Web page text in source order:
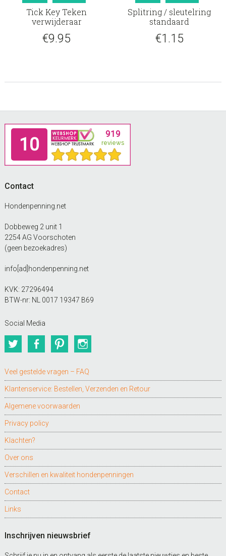
Tick Key Teken
verwijderaar
€9.95
Splitring / sleutelring
standaard
€1.15
Footer
Contact
Hondenpenning.net
Dobbeweg 2 unit 1
2254 AG Voorschoten
(geen bezoekadres)
info[ad]hondenpenning.net
KVK: 27296494
BTW-nr: NL 0017 19347 B69
Social Media
TwitterFacebookPinterest
Veel gestelde vragen – FAQ
Klantenservice: Bestellen, Verzenden en Retour
Algemene voorwaarden
Privacy policy
Klachten?
Over ons
Verschillen en kwaliteit hondenpenningen
Contact
Links
Inschrijven nieuwsbrief